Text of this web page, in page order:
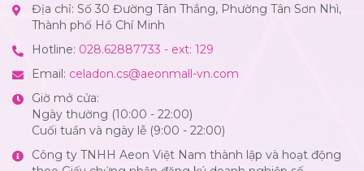
Địa chỉ: Số 30 Đường Tân Thắng, Phường Tân Sơn Nhì,
Thành phố Hồ Chí Minh
Hotline: 028.62887733 - ext: 129
Email: celadon.cs@aeonmall-vn.com
Giờ mở cửa:
Ngày thường (10:00 - 22:00)
Cuối tuần và ngày lễ (9:00 - 22:00)
Công ty TNHH Aeon Việt Nam thành lập và hoạt động